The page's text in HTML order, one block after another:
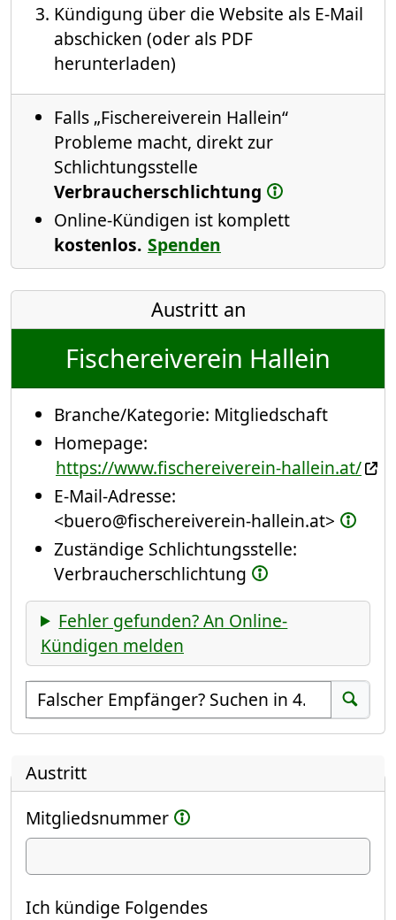
Kündigung über die Website als E-Mail
abschicken (oder als PDF
herunterladen)
Falls „Fischereiverein Hallein“
Probleme macht, direkt zur
Schlichtungsstelle
Verbraucherschlichtung
Online-Kündigen ist komplett
kostenlos. Spenden
Austritt an
Fischereiverein Hallein
Branche/Kategorie: Mitgliedschaft
Homepage:
https://www.fischereiverein-hallein.at/
E-Mail-Adresse:
<buero@fischereiverein-hallein.at>
Zuständige Schlichtungsstelle:
Verbraucherschlichtung
Fehler gefunden? An Online-
Kündigen melden
Empfänger suchen
Suchen
Austritt
Mitgliedsnummer
Ich kündige
Ich kündige Folgendes